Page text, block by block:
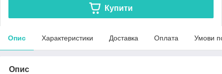
Купити
Опис Характеристики Доставка Оплата Умови
Опис